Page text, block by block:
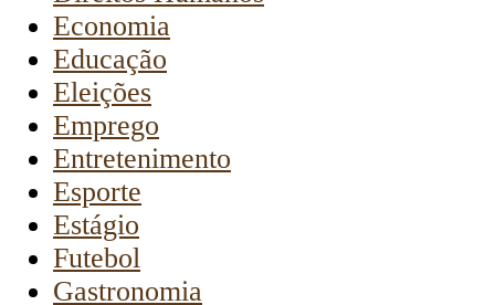
Economia
Educação
Eleições
Emprego
Entretenimento
Esporte
Estágio
Futebol
Gastronomia